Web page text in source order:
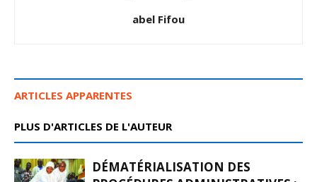
abel Fifou
ARTICLES APPARENTES
PLUS D'ARTICLES DE L'AUTEUR
DÉMATÉRIALISATION DES